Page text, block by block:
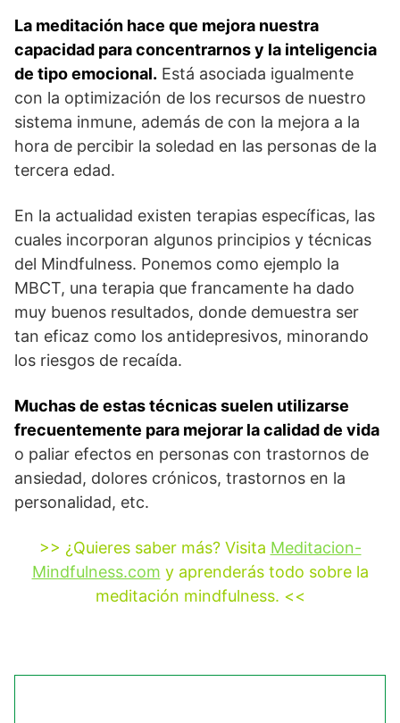
La meditación hace que mejora nuestra
capacidad para concentrarnos y la inteligencia
de tipo emocional. Está asociada igualmente
con la optimización de los recursos de nuestro
sistema inmune, además de con la mejora a la
hora de percibir la soledad en las personas de la
tercera edad.
En la actualidad existen terapias específicas, las
cuales incorporan algunos principios y técnicas
del Mindfulness. Ponemos como ejemplo la
MBCT, una terapia que francamente ha dado
muy buenos resultados, donde demuestra ser
tan eficaz como los antidepresivos, minorando
los riesgos de recaída.
Muchas de estas técnicas suelen utilizarse
frecuentemente para mejorar la calidad de vida
o paliar efectos en personas con trastornos de
ansiedad, dolores crónicos, trastornos en la
personalidad, etc.
>> ¿Quieres saber más? Visita Meditacion-
Mindfulness.com y aprenderás todo sobre la
meditación mindfulness. <<